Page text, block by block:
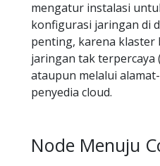
mengatur instalasi
konfigurasi jaringan di
penting, karena klaster
jaringan tak terpercaya (
ataupun melalui
penyedia cloud.
Node Menuju